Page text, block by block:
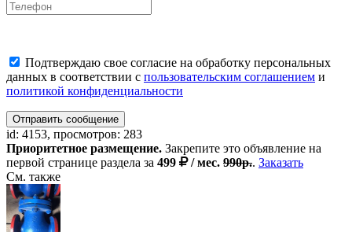
Подтверждаю свое согласие на обработку персональных
данных в соответствии с пользовательским соглашением и
политикой конфиденциальности
Отправить сообщение
id: 4153, просмотров: 283
Приоритетное размещение. Закрепите это объявление на
первой странице раздела за 499 / мес. 990р.. Заказать
См. также